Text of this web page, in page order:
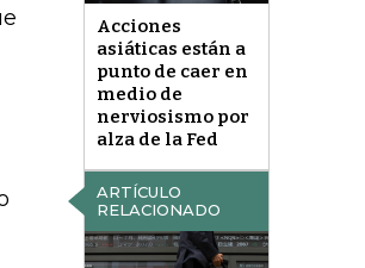
Acciones
asiáticas están a
punto de caer en
medio de
nerviosismo por
alza de la Fed
ARTÍCULO
RELACIONADO